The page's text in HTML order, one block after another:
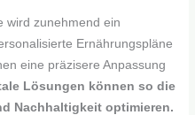
wird zunehmend ein
Ernährungspläne
eine präzisere Anpassung
Lösungen können so die
Nachhaltigkeit optimieren.